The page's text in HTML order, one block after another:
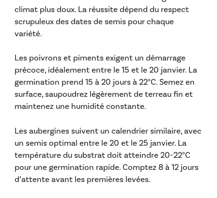
climat plus doux. La réussite dépend du respect
scrupuleux des dates de semis pour chaque
variété.
Les poivrons et piments exigent un démarrage
précoce, idéalement entre le 15 et le 20 janvier. La
germination prend 15 à 20 jours à 22°C. Semez en
surface, saupoudrez légèrement de terreau fin et
maintenez une humidité constante.
Les aubergines suivent un calendrier similaire, avec
un semis optimal entre le 20 et le 25 janvier. La
température du substrat doit atteindre 20-22°C
pour une germination rapide. Comptez 8 à 12 jours
d’attente avant les premières levées.